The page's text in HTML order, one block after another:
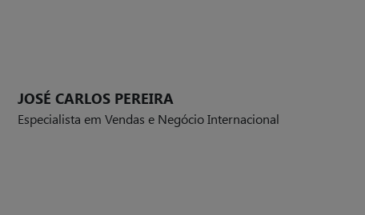
JOSÉ CARLOS PEREIRA
Especialista em Vendas e Negócio Internacional